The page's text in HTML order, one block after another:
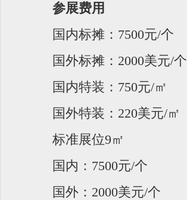
参展费用
国内标摊：7500元/个
国外标摊：2000美元/个
国内特装：750元/㎡
国外特装：220美元/㎡
标准展位9㎡
国内：7500元/个
国外：2000美元/个